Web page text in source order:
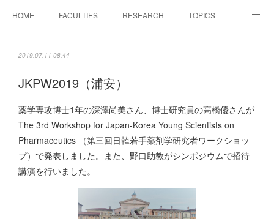
HOME FACULTIES RESEARCH TOPICS
2019.07.11 08:44
JKPW2019（浦安）
薬学専攻博士1年の深澤尚美さん、博士研究員の高橋優さんが
The 3rd Workshop for Japan-Korea Young Scientists on
Pharmaceutics （第三回日韓若手薬剤学研究者ワークショッ
プ）で発表しました。また、野口助教がシンポジウムで招待
講演を行いました。